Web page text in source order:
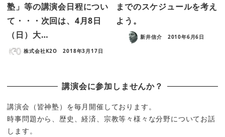
塾」等の講演会日程につい
て・・・次回は、4月8日
（日）大…
株式会社K2O 2018年3月17日
までのスケジュールを考え
よう。
新井信介 2010年6月6日
講演会に参加しませんか？
講演会（皆神塾）を毎月開催しております。
時事問題から、歴史、経済、宗教等々様々な分野についてお話
します。